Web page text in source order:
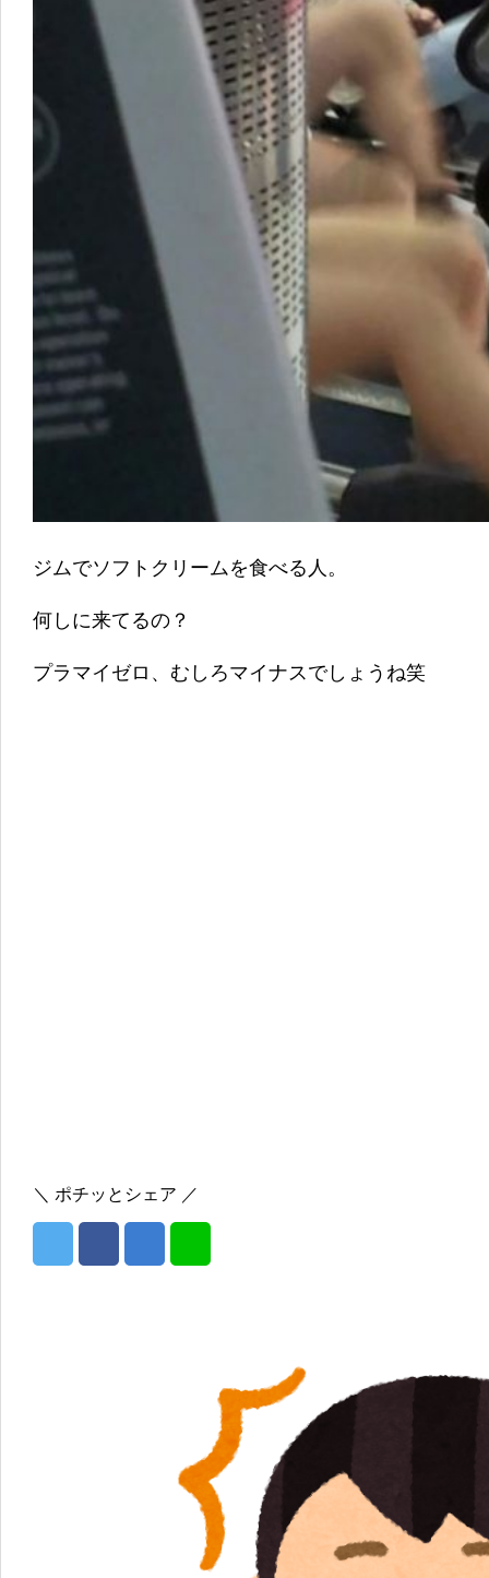
ジムでソフトクリームを食べる人。
何しに来てるの？
プラマイゼロ、むしろマイナスでしょうね笑
＼ ポチッとシェア ／